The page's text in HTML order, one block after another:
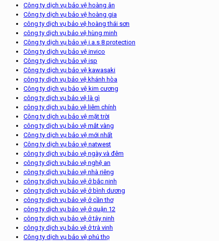
Công ty dịch vụ bảo vệ hoàng ân
Công ty dịch vụ bảo vệ hoàng gia
công ty dịch vụ bảo vệ hoàng thái sơn
công ty dịch vụ bảo vệ hùng minh
Công ty dịch vụ bảo vệ i.a.s 8 protection
Công ty dịch vụ bảo vệ invico
Công ty dịch vụ bảo vệ isp
Công ty dịch vụ bảo vệ kawasaki
công ty dịch vụ bảo vệ khánh hòa
Công ty dịch vụ bảo vệ kim cương
công ty dịch vụ bảo vệ là gì
công ty dịch vụ bảo vệ liêm chính
Công ty dịch vụ bảo vệ mặt trời
công ty dịch vụ bảo vệ mắt vàng
Công ty dịch vụ bảo vệ mới nhất
Công ty dịch vụ bảo vệ natwest
công ty dịch vụ bảo vệ ngày và đêm
công ty dịch vụ bảo vệ nghệ an
công ty dịch vụ bảo vệ nhà riêng
công ty dịch vụ bảo vệ ở bắc ninh
công ty dịch vụ bảo vệ ở bình dương
công ty dịch vụ bảo vệ ở cần thơ
công ty dịch vụ bảo vệ ở quận 12
công ty dịch vụ bảo vệ ở tây ninh
công ty dịch vụ bảo vệ ở trà vinh
Công ty dịch vụ bảo vệ phú thọ